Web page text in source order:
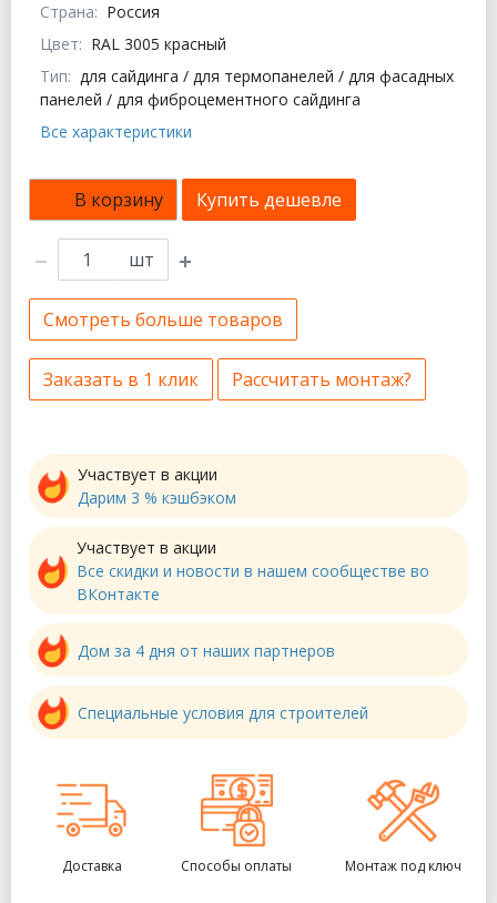
Страна: Россия
Цвет: RAL 3005 красный
Тип: для сайдинга / для термопанелей / для фасадных
панелей / для фиброцементного сайдинга
Все характеристики
В корзину Купить дешевле
шт
Смотреть больше товаров
Заказать в 1 клик Рассчитать монтаж?
Участвует в акции
Дарим 3 % кэшбэком
Участвует в акции
Все скидки и новости в нашем сообществе во
ВКонтакте
Дом за 4 дня от наших партнеров
Специальные условия для строителей
Доставка Способы оплаты Монтаж под ключ